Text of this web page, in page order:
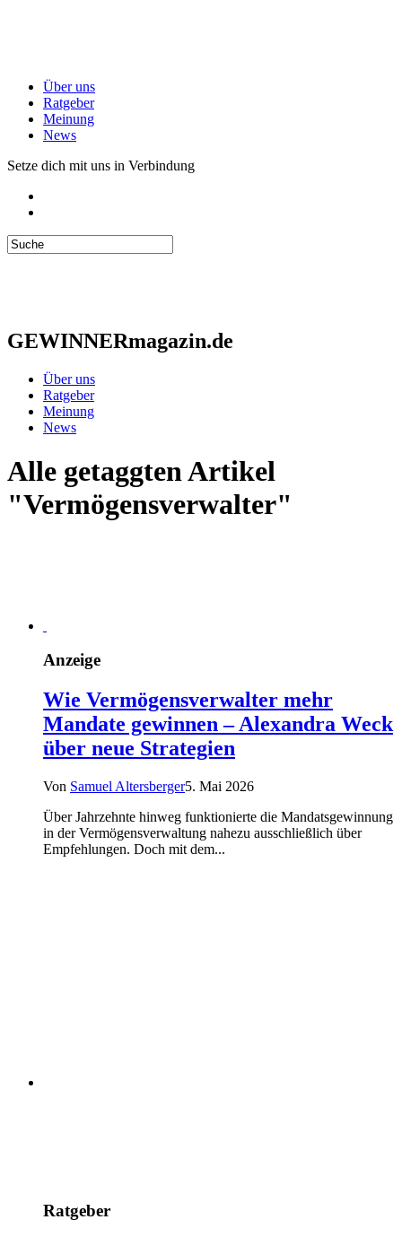
Über uns
Ratgeber
Meinung
News
Setze dich mit uns in Verbindung
GEWINNERmagazin.de
Über uns
Ratgeber
Meinung
News
Alle getaggten Artikel
"Vermögensverwalter"
Anzeige
Wie Vermögensverwalter mehr
Mandate gewinnen – Alexandra Weck
über neue Strategien
Von Samuel Altersberger5. Mai 2026
Über Jahrzehnte hinweg funktionierte die Mandatsgewinnung
in der Vermögensverwaltung nahezu ausschließlich über
Empfehlungen. Doch mit dem...
Ratgeber